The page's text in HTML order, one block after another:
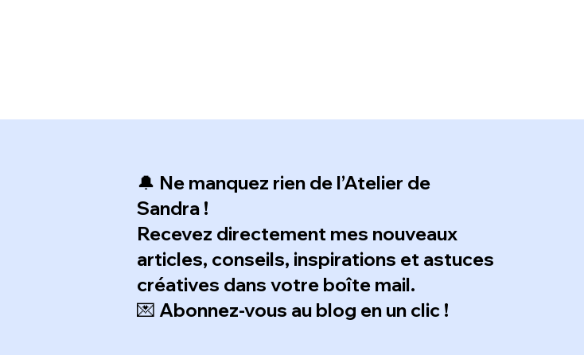
🔔 Ne manquez rien de l’Atelier de
Sandra !
Recevez directement mes nouveaux
articles, conseils, inspirations et astuces
créatives dans votre boîte mail.
💌 Abonnez-vous au blog en un clic !